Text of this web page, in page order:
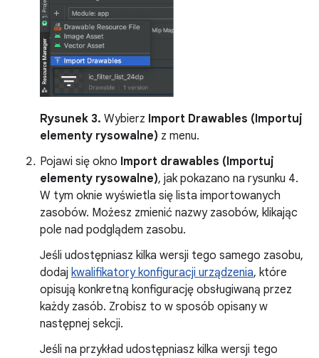
Rysunek 3. Wybierz Import Drawables (Importuj
elementy rysowalne) z menu.
Pojawi się okno Import drawables (Importuj
elementy rysowalne), jak pokazano na rysunku 4.
W tym oknie wyświetla się lista importowanych
zasobów. Możesz zmienić nazwy zasobów, klikając
pole nad podglądem zasobu.
Jeśli udostępniasz kilka wersji tego samego zasobu,
dodaj kwalifikatory konfiguracji urządzenia, które
opisują konkretną konfigurację obsługiwaną przez
każdy zasób. Zrobisz to w sposób opisany w
następnej sekcji.
Jeśli na przykład udostępniasz kilka wersji tego